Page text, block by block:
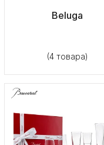
Beluga
(4 товара)